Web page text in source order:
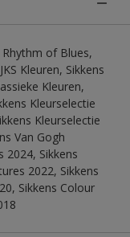
Rhythm of Blues,
Kleuren, Sikkens
Kleuren,
Kleurselectie
Kleurselectie
Van Gogh
2024, Sikkens
2022, Sikkens
Sikkens Colour